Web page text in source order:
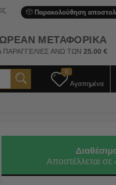
Παρακολούθηση
ΜΕΤΑΦΟΡΙΚΑ
ΠΑΡΑΓΓΕΛΙΕΣ ΑΝΩ ΤΩΝ25.00 €
0
Αγαπημένα
Αποστέλλεται